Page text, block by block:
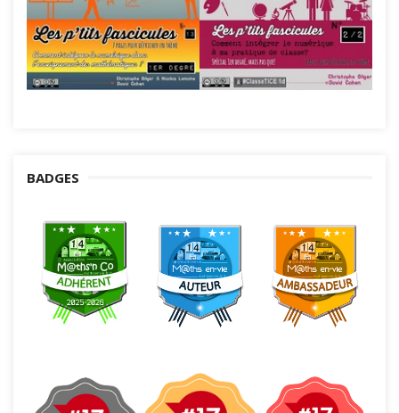
BADGES